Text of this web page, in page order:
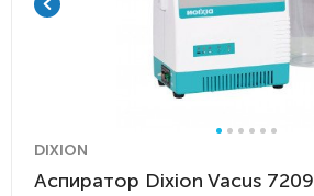
DIXION
Аспиратор Dixion Vacus 7209